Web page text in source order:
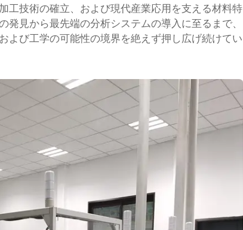
工技術の確立、および現代産業応用を支える材料特
見から最先端の分析システムの導入に至るまで、
よび工学の可能性の境界を絶えず押し広げ続けてい